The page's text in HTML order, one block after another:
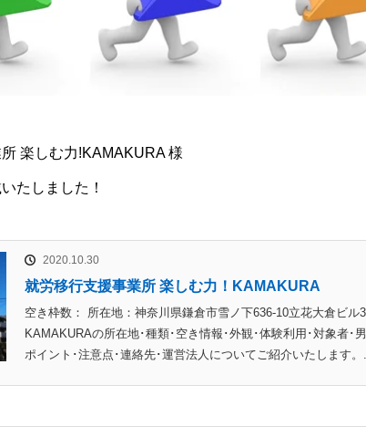
楽しむ力!KAMAKURA 様
たしました！
2020.10.30
就労移行支援事業所 楽しむ力！KAMAKURA
空き枠数： 所在地：神奈川県鎌倉市雪ノ下636-10立花大倉ビ
KAMAKURAの所在地･種類･空き情報･外観･体験利用･対象者･
ポイント･注意点･連絡先･運営法人についてご紹介いたします。